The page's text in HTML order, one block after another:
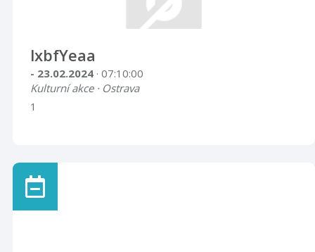
lxbfYeaa
- 23.02.2024 · 07:10:00
Kulturní akce · Ostrava
1